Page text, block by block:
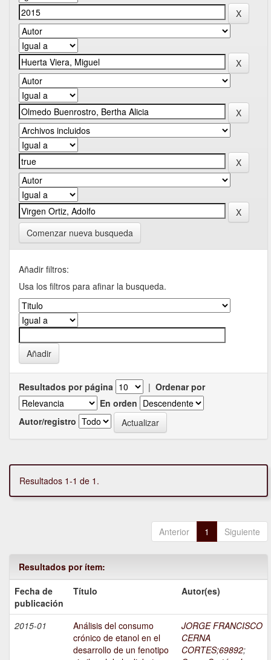
Comenzar nueva busqueda
Añadir filtros:
Usa los filtros para afinar la busqueda.
Resultados por página | Ordenar por
En orden
Autor/registro
Resultados 1-1 de 1.
Anterior 1 Siguiente
Resultados por ítem:
Fecha de
publicación
Título Autor(es)
2015-01
Análisis del consumo
crónico de etanol en el
desarrollo de un fenotipo
JORGE FRANCISCO
CERNA
CORTES;69892;